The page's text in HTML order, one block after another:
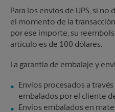
Para los envíos de UPS, si
el momento de la
por ese importe, su
artículo es de 100 dólares.
La garantía de embalaje y
Envíos procesados a
embalados por el cliente
Envíos embalados en